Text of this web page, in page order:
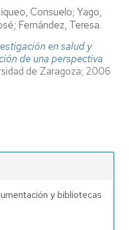
Consuelo; Yago,
Fernández, Teresa.
en salud y
de una perspectiva
de Zaragoza; 2006
y bibliotecas